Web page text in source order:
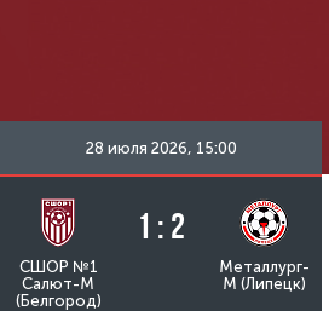
28 июля 2026, 15:00
СШОР №1
Салют-М
(Белгород)
1 : 2
Металлург-
М (Липецк)